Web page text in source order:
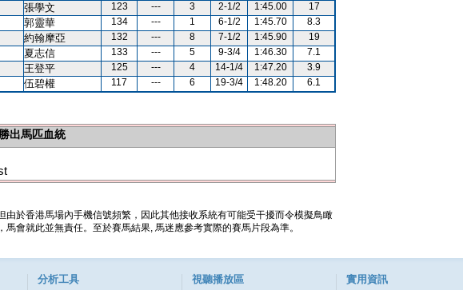
張學文 123 --- 3 2-1/2 1:45.00
17
郭靈華 134 --- 1 6-1/2 1:45.70
8.3
約翰摩亞 132 --- 8 7-1/2 1:45.90
19
夏志信 133 --- 5 9-3/4 1:46.30
7.1
王登平 125 --- 4 14-1/4 1:47.20
3.9
伍碧權 117 --- 6 19-3/4 1:48.20 6.1
勝出馬匹血統
於香港馬場內手機信號頻繁，因此其他接收系統有可能受干擾而令模擬鳥瞰
會就此並無責任。至於賽馬結果, 馬迷應參考實際的賽馬片段為準。
分析工具 視聽播放區 實用資訊